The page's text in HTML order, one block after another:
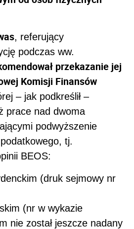
, referujący
podczas ww.
przekazanie jej
Komisji Finansów
– jak podkreślił –
prace nad dwoma
podwyższenie
tj.
BEOS:
(druk sejmowy nr
(nr w wykazie
nie został jeszcze nadany